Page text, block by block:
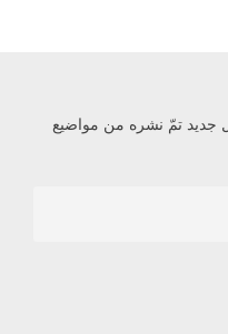
جديد تمّ نشره من مواضيع